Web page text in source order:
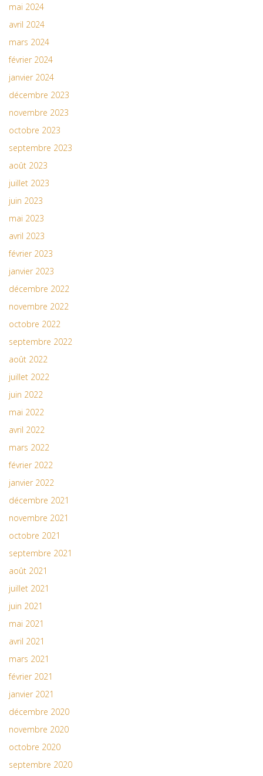
mai 2024
avril 2024
mars 2024
février 2024
janvier 2024
décembre 2023
novembre 2023
octobre 2023
septembre 2023
août 2023
juillet 2023
juin 2023
mai 2023
avril 2023
février 2023
janvier 2023
décembre 2022
novembre 2022
octobre 2022
septembre 2022
août 2022
juillet 2022
juin 2022
mai 2022
avril 2022
mars 2022
février 2022
janvier 2022
décembre 2021
novembre 2021
octobre 2021
septembre 2021
août 2021
juillet 2021
juin 2021
mai 2021
avril 2021
mars 2021
février 2021
janvier 2021
décembre 2020
novembre 2020
octobre 2020
septembre 2020